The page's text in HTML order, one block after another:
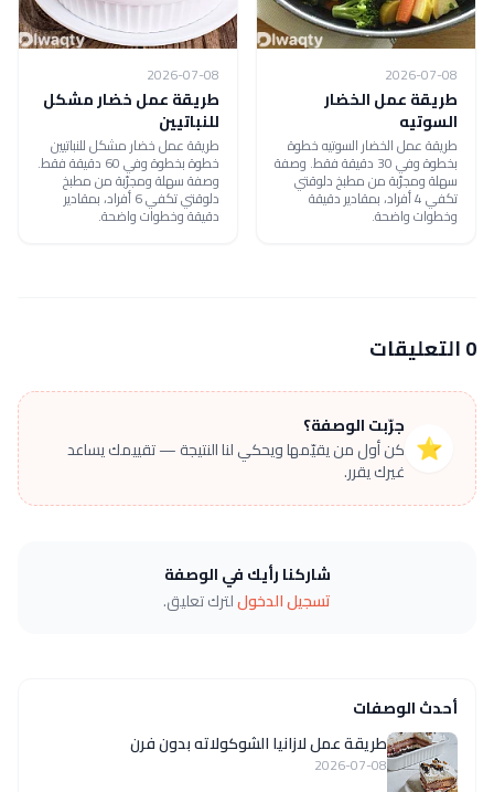
2026-07-08
طريقة عمل الخضار
السوتيه
طريقة عمل الخضار السوتيه خطوة
بخطوة وفي 30 دقيقة فقط. وصفة
سهلة ومجرّبة من مطبخ دلوقتي
تكفي 4 أفراد، بمقادير دقيقة
وخطوات واضحة.
2026-07-08
طريقة عمل خضار مشكل
للنباتيين
طريقة عمل خضار مشكل للنباتيين
خطوة بخطوة وفي 60 دقيقة فقط.
وصفة سهلة ومجرّبة من مطبخ
دلوقتي تكفي 6 أفراد، بمقادير
دقيقة وخطوات واضحة.
0 التعليقات
⭐
جرّبت الوصفة؟
كن أول من يقيّمها ويحكي لنا النتيجة — تقييمك يساعد
غيرك يقرر.
شاركنا رأيك في الوصفة
تسجيل الدخوللترك تعليق.
أحدث الوصفات
طريقة عمل لازانيا الشوكولاته بدون فرن
2026-07-08